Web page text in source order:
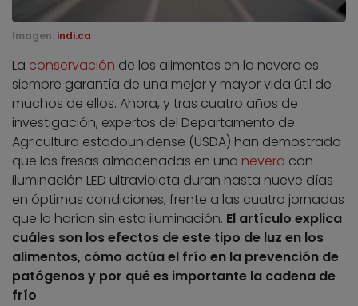
Imagen: indi.ca
La conservación de los alimentos en la nevera es
siempre garantía de una mejor y mayor vida útil de
muchos de ellos. Ahora, y tras cuatro años de
investigación, expertos del Departamento de
Agricultura estadounidense (USDA) han demostrado
que las fresas almacenadas en una nevera con
iluminación LED ultravioleta duran hasta nueve días
en óptimas condiciones, frente a las cuatro jornadas
que lo harían sin esta iluminación. El artículo explica
cuáles son los efectos de este tipo de luz en los
alimentos, cómo actúa el frío en la prevención de
patógenos y por qué es importante la cadena de
frío.